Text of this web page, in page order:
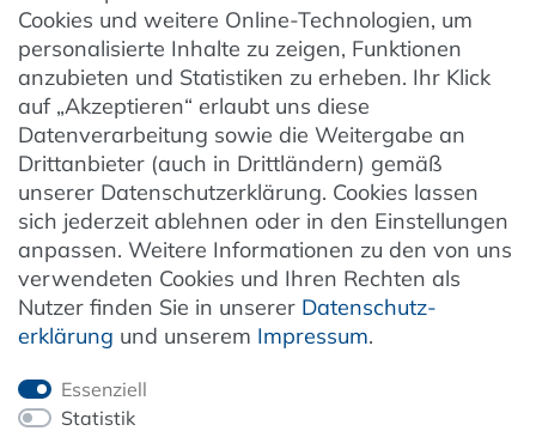
1 2 3
Kundenservice
Unternehmen & Service
Information
Newsletter
Cookies und weitere Online-Technologien, um
personalisierte Inhalte zu zeigen, Funktionen
anzubieten und Statistiken zu erheben. Ihr Klick
auf „Akzeptieren“ erlaubt uns diese
Datenverarbeitung sowie die Weitergabe an
Drittanbieter (auch in Drittländern) gemäß
unserer Datenschutzerklärung. Cookies lassen
sich jederzeit ablehnen oder in den Einstellungen
anpassen. Weitere Informationen zu den von uns
verwendeten Cookies und Ihren Rechten als
Nutzer finden Sie in unserer Daten­schutz­
erklärung und unserem Impressum.
Essenziell
Statistik